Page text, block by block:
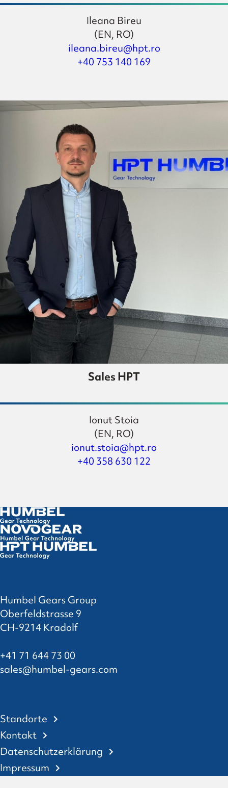
Ileana Bireu
(EN, RO)
ileana.bireu@hpt.ro
+40 753 140 169
Sales HPT
Ionut Stoia
(EN, RO)
ionut.stoia@hpt.ro
+40 358 630 122
Humbel Gears Group
Oberfeldstrasse 9
CH-9214 Kradolf
+41 71 644 73 00
sales@humbel-gears.com
Standorte
Kontakt
Datenschutzerklärung
Impressum